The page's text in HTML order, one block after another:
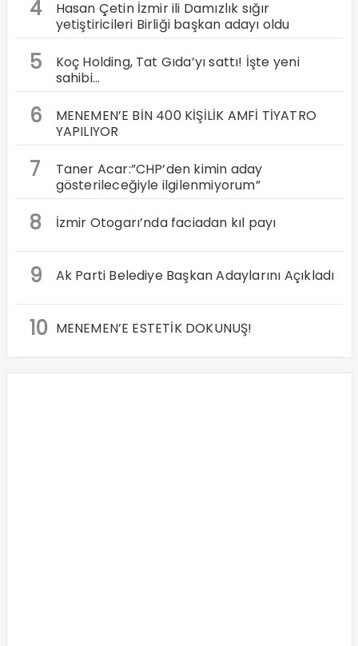
4
Hasan Çetin İzmir ili Damızlık sığır
yetiştiricileri Birliği başkan adayı oldu
5
Koç Holding, Tat Gıda’yı sattı! İşte yeni
sahibi…
6
MENEMEN’E BİN 400 KİŞİLİK AMFİ TİYATRO
YAPILIYOR
7
Taner Acar:”CHP’den kimin aday
gösterileceğiyle ilgilenmiyorum”
8 İzmir Otogarı’nda faciadan kıl payı
9 Ak Parti Belediye Başkan Adaylarını Açıkladı
10 MENEMEN’E ESTETİK DOKUNUŞ!